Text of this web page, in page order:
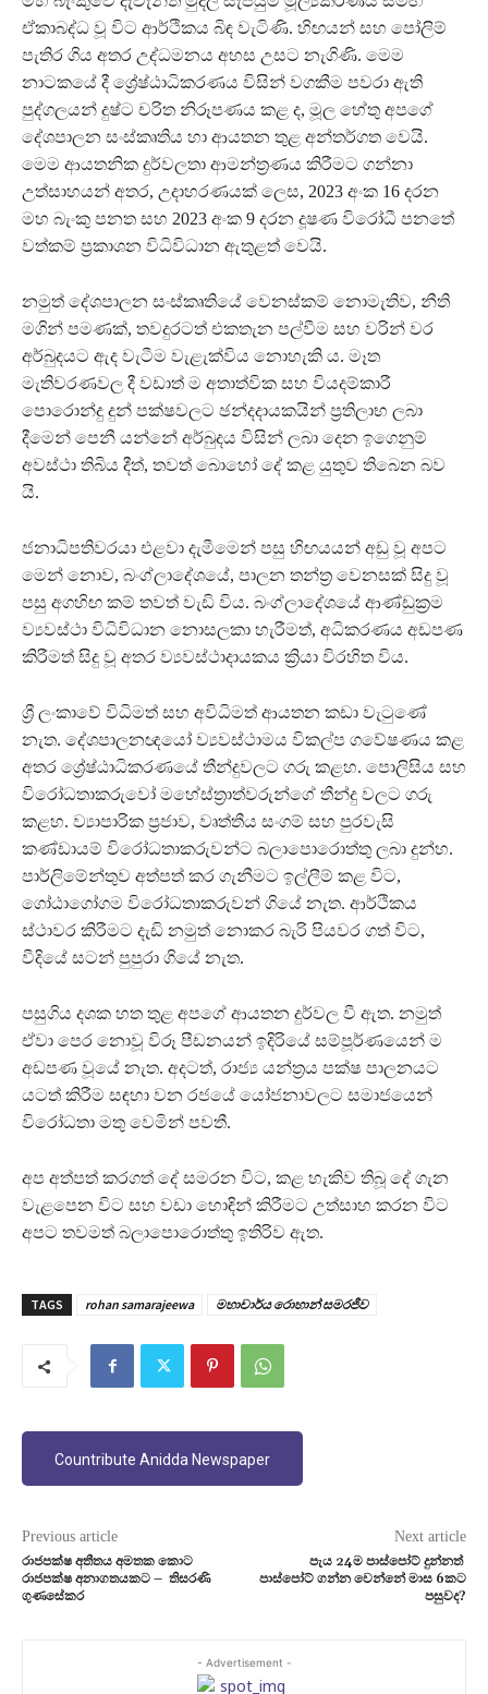
ඒකාබද්ධ වූ විට ආර්ථිකය බිඳ වැටිණි. හිඟයන් සහ පෝලිම්
පැතිර ගිය අතර උද්ධමනය අහස උසට නැගිණි. මෙම
නාටකයේ දී ශ්‍රේෂ්ඨාධිකරණය විසින් වගකීම පවරා ඇති
පුද්ගලයන් දුෂ්ට චරිත නිරූපණය කළ ද, මූල හේතු අපගේ
දේශපාලන සංස්කෘතිය හා ආයතන තුළ අන්තර්ගත වෙයි.
මෙම ආයතනික දුර්වලතා ආමන්ත්‍රණය කිරීමට ගන්නා
උත්සාහයන් අතර, උදාහරණයක් ලෙස, 2023 අංක 16 දරන
මහ බැංකු පනත සහ 2023 අංක 9 දරන දූෂණ විරෝධී පනතේ
වත්කම් ප්‍රකාශන විධිවිධාන ඇතුළත් වෙයි.
නමුත් දේශපාලන සංස්කෘතියේ වෙනස්කම් නොමැතිව, නීති
මගින් පමණක්, තවදුරටත් එකතැන පල්වීම සහ වරින් වර
අර්බුදයට ඇද වැටීම වැළැක්විය නොහැකි ය. මෑත
මැතිවරණවල දී වඩාත් ම අතාත්වික සහ වියදම්කාරී
පොරොන්දු දුන් පක්ෂවලට ඡන්දදායකයින් ප්‍රතිලාභ ලබා
දීමෙන් පෙනී යන්නේ අර්බුදය විසින් ලබා දෙන ඉගෙනුම්
අවස්ථා තිබිය දීත්, තවත් බොහෝ දේ කළ යුතුව තිබෙන බව
යි.
ජනාධිපතිවරයා එළවා දැමීමෙන් පසු හිඟයයන් අඩු වූ අපට
මෙන් නොව, බංග්ලාදේශයේ, පාලන තන්ත්‍ර වෙනසක් සිදු වූ
පසු අගහිඟ කම් තවත් වැඩි විය. බංග්ලාදේශයේ ආණ්ඩුක්‍රම
ව්‍යවස්ථා විධිවිධාන නොසලකා හැරීමත්, අධිකරණය අඩපණ
කිරීමත් සිදු වූ අතර ව්‍යවස්ථාදායකය ක්‍රියා විරහිත විය.
ශ්‍රී ලංකාවේ විධිමත් සහ අවිධිමත් ආයතන කඩා වැටුණේ
නැත. දේශපාලනඥයෝ ව්‍යවස්ථාමය විකල්ප ගවේෂණය කළ
අතර ශ්‍රේෂ්ඨාධිකරණයේ තීන්දුවලට ගරු කළහ. පොලිසිය සහ
විරෝධතාකරුවෝ මහේස්ත්‍රාත්වරුන්ගේ තීන්දු වලට ගරු
කළහ. ව්‍යාපාරික ප්‍රජාව, වෘත්තීය සංගම් සහ පුරවැසි
කණ්ඩායම් විරෝධතාකරුවන්ට බලාපොරොත්තු ලබා දුන්හ.
පාර්ලිමේන්තුව අත්පත් කර ගැනීමට ඉල්ලීම් කළ විට,
ගෝඨාගෝගම විරෝධතාකරුවන් ගියේ නැත. ආර්ථිකය
ස්ථාවර කිරීමට දැඩි නමුත් නොකර බැරි පියවර ගත් විට,
වීදියේ සටන් පුපුරා ගියේ නැත.
පසුගිය දශක හත තුළ අපගේ ආයතන දුර්වල වී ඇත. නමුත්
ඒවා පෙර නොවූ විරූ පීඩනයන් ඉදිරියේ සම්පූර්ණයෙන් ම
අඩපණ වූයේ නැත. අදටත්, රාජ්‍ය යන්ත්‍රය පක්ෂ පාලනයට
යටත් කිරීම සඳහා වන රජයේ යෝජනාවලට සමාජයෙන්
විරෝධතා මතු වෙමින් පවතී.
අප අත්පත් කරගත් දේ සමරන විට, කළ හැකිව තිබූ දේ ගැන
වැළපෙන විට සහ වඩා හොඳින් කිරීමට උත්සාහ කරන විට
අපට තවමත් බලාපොරොත්තු ඉතිරිව ඇත.
TAGS rohan samarajeewa මහාචාර්ය රොහාන් සමරජීව
Countribute Anidda Newspaper
Previous article
රාජපක්ෂ අතීතය අමතක කොට
රාජපක්ෂ අනාගතයකට – තිසරණි
ගුණසේකර
Next article
පැය 24ම පාස්පෝට් දුන්නත්
පාස්පෝට් ගන්න වෙන්නේ මාස 6කට
පසුවද?
- Advertisement -